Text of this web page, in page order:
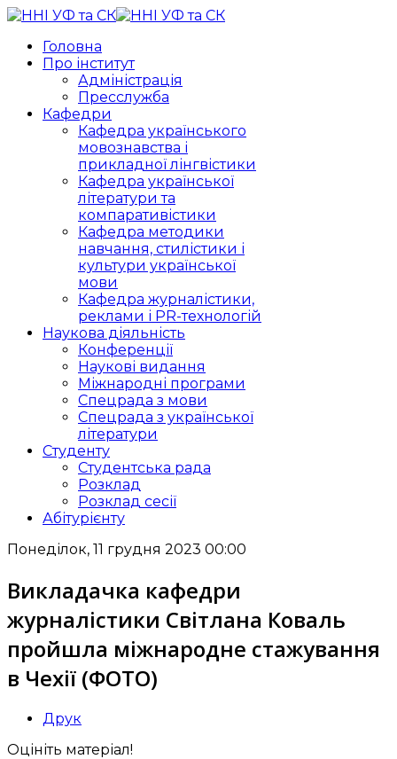
Головна
Про інститут
Адміністрація
Пресслужба
Кафедри
Кафедра українського
мовознавства і
прикладної лінгвістики
Кафедра української
літератури та
компаративістики
Кафедра методики
навчання, стилістики і
культури української
мови
Кафедра журналістики,
реклами і PR-технологій
Наукова діяльність
Конференції
Наукові видання
Міжнародні програми
Спецрада з мови
Спецрада з української
літератури
Студенту
Студентська рада
Розклад
Розклад сесії
Абітурієнту
Понеділок, 11 грудня 2023 00:00
Викладачка кафедри
журналістики Світлана Коваль
пройшла міжнародне стажування
в Чехії (ФОТО)
Друк
Оцініть матеріал!